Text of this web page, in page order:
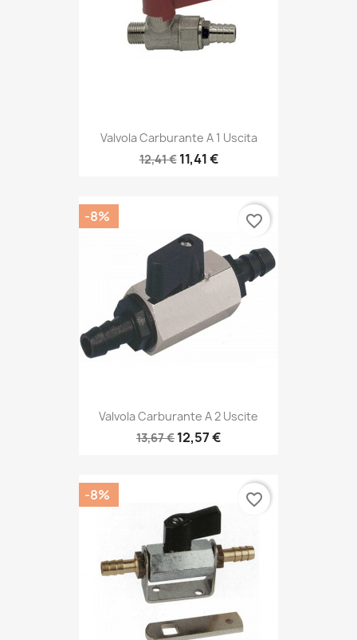
Valvola Carburante A 1 Uscita
12,41 € 11,41 €
Valvola Carburante A 2 Uscite
13,67 € 12,57 €
-8% favorite_border
-8% favorite_border